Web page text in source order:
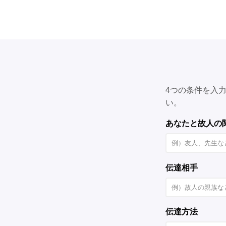
4つの条件を入
い。
あなたと故人の
伝達相手
伝達方法